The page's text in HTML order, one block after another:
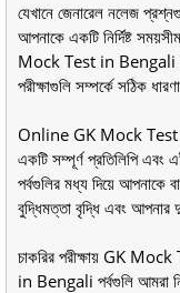
যেখানে জেনারেল নলেজ
আপনাকে একটি নির্দিষ্ট
Mock Test in Bengali
পরীক্ষাগুলি সম্পর্কে সঠিক
Online GK Mock Test in
একটি সম্পূর্ণ প্রতিলিপি
পর্বগুলির মধ্য দিয়ে আপনাকে
বুদ্ধিমত্তা বৃদ্ধি এবং আপনার
চাকরির পরীক্ষায় GK
in Bengali পর্বগুলি আমরা